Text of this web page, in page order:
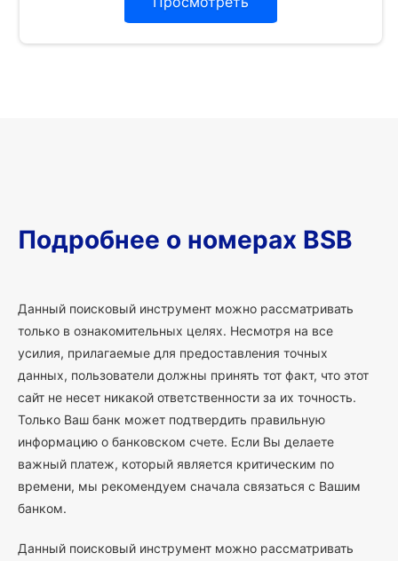
Подробнее о номерах BSB
Данный поисковый инструмент можно рассматривать
только в ознакомительных целях. Несмотря на все
усилия, прилагаемые для предоставления точных
данных, пользователи должны принять тот факт, что этот
сайт не несет никакой ответственности за их точность.
Только Ваш банк может подтвердить правильную
информацию о банковском счете. Если Вы делаете
важный платеж, который является критическим по
времени, мы рекомендуем сначала связаться с Вашим
банком.
Данный поисковый инструмент можно рассматривать